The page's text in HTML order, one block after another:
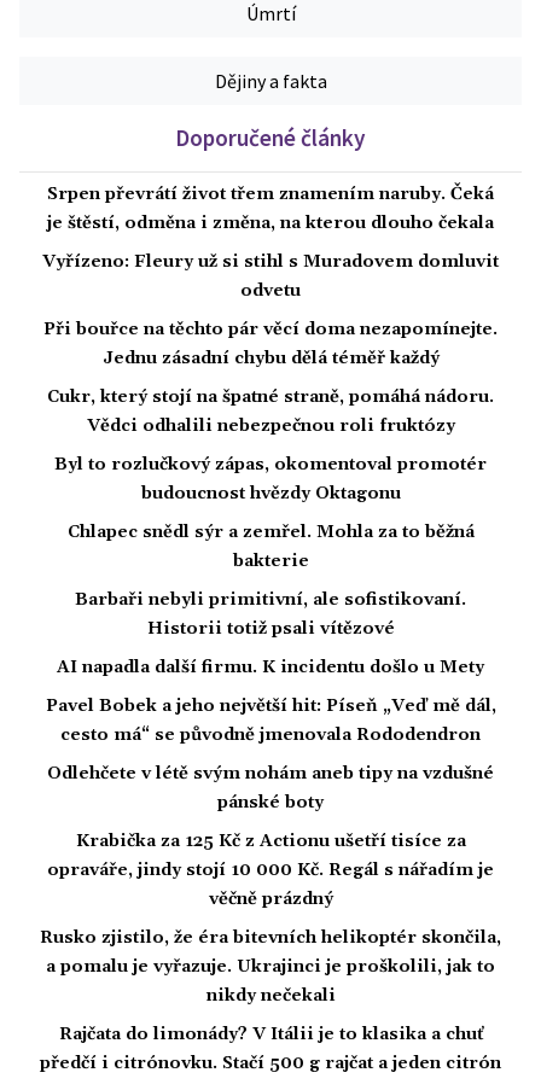
Úmrtí
Dějiny a fakta
Doporučené články
Srpen převrátí život třem znamením naruby. Čeká
je štěstí, odměna i změna, na kterou dlouho čekala
Vyřízeno: Fleury už si stihl s Muradovem domluvit
odvetu
Při bouřce na těchto pár věcí doma nezapomínejte.
Jednu zásadní chybu dělá téměř každý
Cukr, který stojí na špatné straně, pomáhá nádoru.
Vědci odhalili nebezpečnou roli fruktózy
Byl to rozlučkový zápas, okomentoval promotér
budoucnost hvězdy Oktagonu
Chlapec snědl sýr a zemřel. Mohla za to běžná
bakterie
Barbaři nebyli primitivní, ale sofistikovaní.
Historii totiž psali vítězové
AI napadla další firmu. K incidentu došlo u Mety
Pavel Bobek a jeho největší hit: Píseň „Veď mě dál,
cesto má“ se původně jmenovala Rododendron
Odlehčete v létě svým nohám aneb tipy na vzdušné
pánské boty
Krabička za 125 Kč z Actionu ušetří tisíce za
opraváře, jindy stojí 10 000 Kč. Regál s nářadím je
věčně prázdný
Rusko zjistilo, že éra bitevních helikoptér skončila,
a pomalu je vyřazuje. Ukrajinci je proškolili, jak to
nikdy nečekali
Rajčata do limonády? V Itálii je to klasika a chuť
předčí i citrónovku. Stačí 500 g rajčat a jeden citrón